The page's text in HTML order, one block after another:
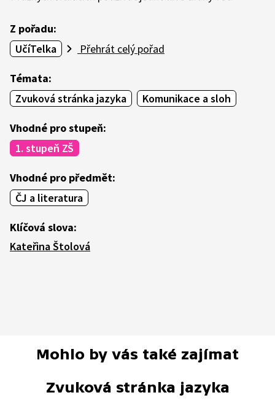
Z pořadu:
UčíTelka
Přehrát celý pořad
Témata:
Zvuková stránka jazyka
Komunikace a sloh
Vhodné pro stupeň:
1. stupeň ZŠ
Vhodné pro předmět:
ČJ a literatura
Klíčová slova:
Kateřina Štolová
Mohlo by vás také zajímat
Zvuková stránka jazyka